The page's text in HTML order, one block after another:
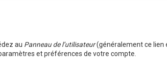
au Panneau de l’utilisateur(généralement ce lien
et préférences de votre compte.